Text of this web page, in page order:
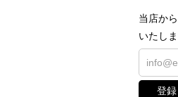
当店か
いたしま
登録